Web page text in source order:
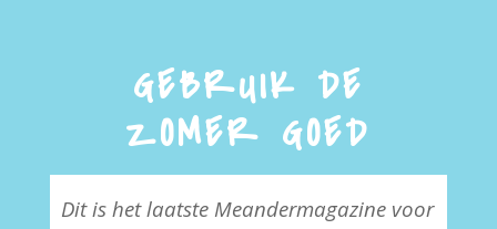
GEBRUIK DE
ZOMER GOED
Dit is het laatste Meandermagazine voor